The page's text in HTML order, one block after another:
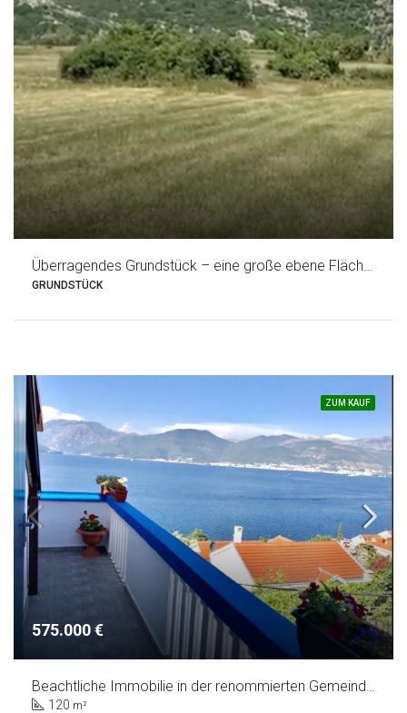
GRUNDSTÜCK
ZUM KAUF
575.000 €
Beachtliche Immobilie in der renommierten Gemeinde Tivat
120 m²